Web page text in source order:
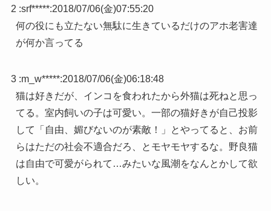
2 :srf*****:2018/07/06(金)07:55:20
何の役にも立たない無駄に生きているだけのアホ老害達
が何か言ってる
3 :m_w*****:2018/07/06(金)06:18:48
猫は好きだが、インコを食われたから外猫は死ねと思っ
てる。室内飼いの子は可愛い。一部の猫好きが自己投影
して「自由、媚びないのが素敵！」とやってると、お前
らはただの社会不適合だろ、とモヤモヤするな。野良猫
は自由で可愛がられて…みたいな風潮をなんとかして欲
しい。